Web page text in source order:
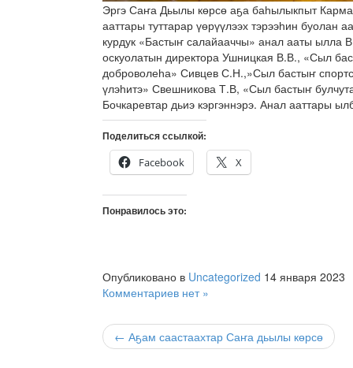
Эргэ Саҥа Дьылы көрсө аҕа баһылыкпыт
ааттары туттарар үөрүүлээх тэрээһин буолан
курдук «Бастыҥ салайааччы» анал ааты
оскуолатын директора Ушницкая В.В., «Сыл
доброволеһа» Сивцев С.Н.,»Сыл бастыҥ
үлэһитэ» Свешникова Т.В, «Сыл бастыҥ
Бочкаревтар дьиэ кэргэннэрэ. Анал ааттары
Поделиться ссылкой:
Facebook
X
Понравилось это:
Опубликовано в Uncategorized 14 января 2023
Комментариев нет »
← Аҕам саастаахтар Саҥа дьылы көрсө